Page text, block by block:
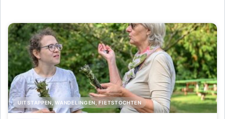
UITSTAPPEN, WANDELINGEN, FIETSTOCHTEN